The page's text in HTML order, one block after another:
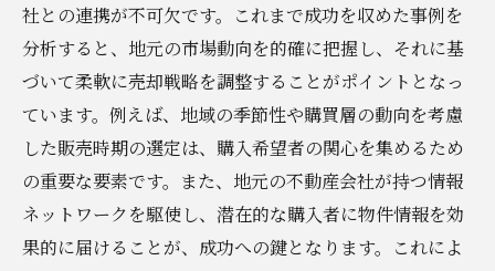
社との連携が不可欠です。これまで成功を収めた事例を
分析すると、地元の市場動向を的確に把握し、それに基
づいて柔軟に売却戦略を調整することがポイントとなっ
ています。例えば、地域の季節性や購買層の動向を考慮
した販売時期の選定は、購入希望者の関心を集めるため
の重要な要素です。また、地元の不動産会社が持つ情報
ネットワークを駆使し、潜在的な購入者に物件情報を効
果的に届けることが、成功への鍵となります。これによ